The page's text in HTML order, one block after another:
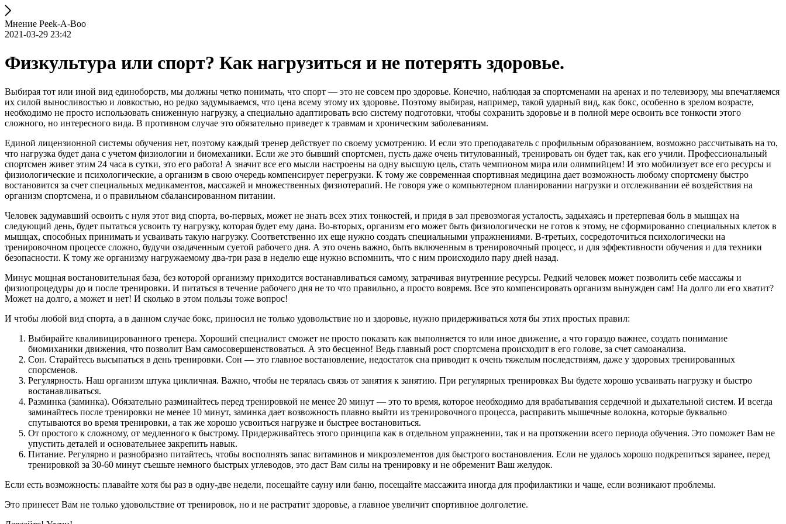
Мнение Peek-A-Boo
2021-03-29 23:42
Физкультура или спорт? Как нагрузиться и не потерять здоровье.
Выбирая тот или иной вид единоборств, мы должны четко понимать, что спорт — это не совсем про здоровье. Конечно, наблюдая за спортсменами на аренах и по телевизору, мы впечатляемся
их силой выносливостью и ловкостью, но редко задумываемся, что цена всему этому их здоровье. Поэтому выбирая, например, такой ударный вид, как бокс, особенно в зрелом возрасте,
необходимо не просто использовать сниженную нагрузку, а специально адаптировать всю систему подготовки, чтобы сохранить здоровье и в полной мере освоить все тонкости этого
сложного, но интересного вида. В противном случае это обязательно приведет к травмам и хроническим заболеваниям.
Единой лицензионной системы обучения нет, поэтому каждый тренер действует по своему усмотрению. И если это преподаватель с профильным образованием, возможно рассчитывать на то,
что нагрузка будет дана с учетом физиологии и биомеханики. Если же это бывший спортсмен, пусть даже очень титулованный, тренировать он будет так, как его учили. Профессиональный
спортсмен живет этим 24 часа в сутки, это его работа! А значит все его мысли настроены на одну высшую цель, стать чемпионом мира или олимпийцем! И это мобилизует все его ресурсы и
физиологические и психологические, а организм в свою очередь компенсирует перегрузки. К тому же современная спортивная медицина дает возможность любому спортсмену быстро
востановится за счет специальных медикаментов, массажей и множественных физиотерапий. Не говоря уже о компьютерном планировании нагрузки и отслеживании её воздействия на
организм спортсмена, и о правильном сбалансированном питании.
Человек задумавший освоить с нуля этот вид спорта, во-первых, может не знать всех этих тонкостей, и придя в зал превозмогая усталость, задыхаясь и претерпевая боль в мышцах на
следующий день, будет пытаться усвоить ту нагрузку, которая будет ему дана. Во-вторых, организм его может быть физиологически не готов к этому, не сформированно специальных клеток в
мышцах, способных принимать и усваивать такую нагрузку. Соответственно их еще нужно создать специальными упражнениями. В-третьих, сосредоточиться психологически на
тренировочном процессе сложно, будучи озадаченным суетой рабочего дня. А это очень важно, быть включенным в тренировочный процесс, и для эффективности обучения и для техники
безопасности. К тому же организму нагружаемому два-три раза в неделю еще нужно вспомнить, что с ним происходило пару дней назад.
Минус мощная востановительная база, без которой организму приходится востанавливаться самому, затрачивая внутренние ресурсы. Редкий человек может позволить себе массажы и
физиопроцедуры до и после тренировки. И питаться в течение рабочего дня не то что правильно, а просто вовремя. Все это компенсировать организм вынужден сам! На долго ли его хватит?
Может на долго, а может и нет! И сколько в этом пользы тоже вопрос!
И чтобы любой вид спорта, а в данном случае бокс, приносил не только удовольствие но и здоровье, нужно придерживаться хотя бы этих простых правил:
Выбирайте кваливицированного тренера. Хороший специалист сможет не просто показать как выполняется то или иное движение, а что гораздо важнее, создать понимание
биомиханики движения, что позволит Вам самосовершенствоваться. А это бесценно! Ведь главный рост спортсмена происходит в его голове, за счет самоанализа.
Сон. Старайтесь высыпаться в день тренировки. Сон — это главное востановление, недостаток сна приводит к очень тяжелым последствиям, даже у здоровых тренированных
спорсменов.
Регулярность. Наш организм штука цикличная. Важно, чтобы не терялась связь от занятия к занятию. При регулярных тренировках Вы будете хорошо усваивать нагрузку и быстро
востанавливаться.
Разминка (заминка). Обязательно разминайтесь перед тренировкой не менее 20 минут — это то время, которое необходимо для врабатывания сердечной и дыхательной систем. И всегда
заминайтесь после тренировки не менее 10 минут, заминка дает возвожность плавно выйти из тренировочного процесса, расправить мышечные волокна, которые буквально
спутываются во время тренировки, а так же хорошо усвоиться нагрузке и быстрее востановиться.
От простого к сложному, от медленного к быстрому. Придерживайтесь этого принципа как в отдельном упражнении, так и на протяжении всего периода обучения. Это поможет Вам не
упустить деталей и основательнее закрепить навык.
Питание. Регулярно и разнобразно питайтесь, чтобы восполнять запас витаминов и микроэлементов для быстрого востановления. Если не удалось хорошо подкрепиться заранее, перед
тренировкой за 30-60 минут съешьте немного быстрых углеводов, это даст Вам силы на тренировку и не обременит Ваш желудок.
Если есть возможность: плавайте хотя бы раз в одну-две недели, посещайте сауну или баню, посещайте массажита иногда для профилактики и чаще, если возникают проблемы.
Это принесет Вам не только удовольствие от тренировок, но и не растратит здоровье, а главное увеличит спортивное долголетие.